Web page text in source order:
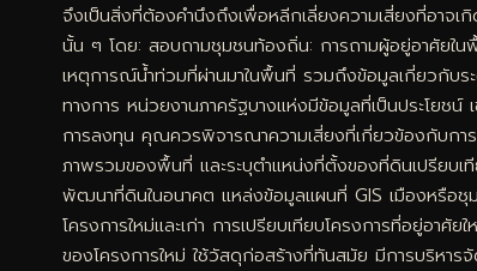
จึงเป็นสิ่งที่ต้องคำนึงถึงเพื่อหลีกเลี่ยงความเสี่ยงที่อาจ
นั้น ๆ โดย: สอบถามชุมชนท้องถิ่น: การถามผู้อยู่อาศัยใน
เหตุการณ์น้ำท่วมที่ผ่านมาในพื้นที่ รวมถึงข้อมูลเกี่ยวกับร
ทางการ หน่วยงานภาครัฐบางแห่งมีข้อมูลที่เป็นประโยช
การลงทุน คุณควรพิจารณาความเสี่ยงที่เกี่ยวข้องกับการ
ภาพรวมของพื้นที่ และระบุตำแหน่งที่ตั้งของที่ดินเปรียบเ
พัฒนาที่ดินในอนาคต แหล่งข้อมูลแผนที่ GIS เมืองหรือชุม
โครงการใหม่และเก่า การเปรียบเทียบโครงการที่อยู่อา
ของโครงการใหม่ ใช้วัสดุก่อสร้างที่ทันสมัย มีการบริหาร